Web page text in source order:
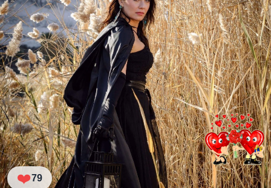
❤️79